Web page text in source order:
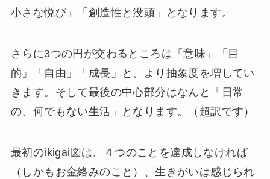
小さな悦び」「創造性と没頭」となります。
さらに3つの円が交わるところは「意味」「目
的」「自由」「成長」と、より抽象度を増してい
きます。そして最後の中心部分はなんと「日常
の、何でもない生活」となります。（超訳です）
最初のikigai図は、４つのことを達成しなければ
（しかもお金絡みのこと）、生きがいは感じられ